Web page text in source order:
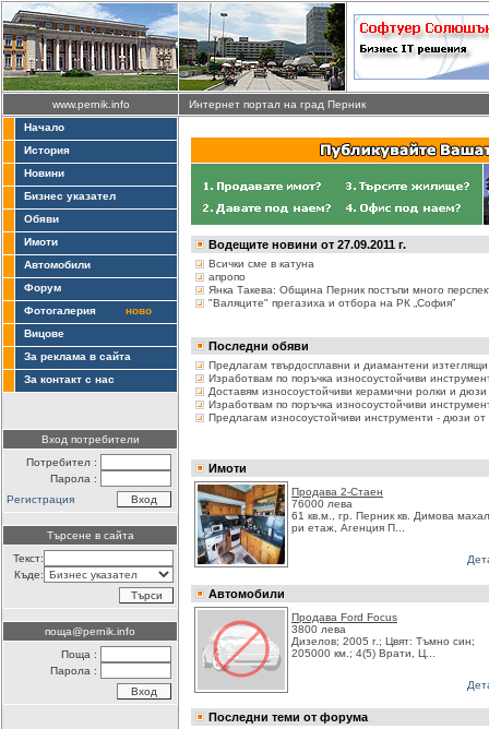
www.pernik.info
Интернет портал на град Перник
Начало
История
Новини
Бизнес указател
Обяви
Имоти
Автомобили
Форум
Фотогалерия
ново
Вицове
За реклама в сайта
За контакт с нас
Вход потребители
Потребител :
Парола :
Регистрация
Търсене в сайта
Текст:
Къде:
поща@pernik.info
Поща :
Парола :
Водещите новини от 27.09.2011 г.
Всички сме в катуна
апропо
Янка Такева: Община Перник постъпи много
"Валяците" прегазиха и отбора на РК „София”
Последни обяви
Предлагам твърдосплавни и диамантени изтеглящи
Изработвам по поръчка износоустойчиви
Доставям износоустойчиви керамични ролки и
Изработвам по поръчка износоустойчиви
Предлагам износоустойчиви инструменти - дюзи
Имоти
Продава 2-Стаен
76000 лева
61 кв.м., гр. Перник кв. Димова
ри етаж, Агенция П...
Автомобили
Продава Ford Focus
3800 лева
Дизелов; 2005 г.; Цвят: Tъмно син;
205000 км.; 4(5) Врати, Ц...
Последни теми от форума